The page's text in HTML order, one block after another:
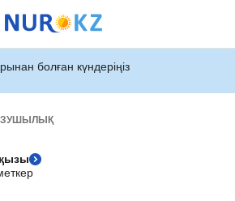
болған күндеріңіз